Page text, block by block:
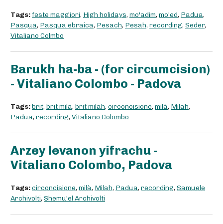
Tags: feste maggiori, High holidays, mo'adim, mo'ed, Padua,
Pasqua, Pasqua ebraica, Pesach, Pesah, recording, Seder,
Vitaliano Colmbo
Barukh ha-ba - (for circumcision)
- Vitaliano Colombo - Padova
Tags:brit, brit mila, brit milah, circoncisione, milà, Milah,
Padua, recording, Vitaliano Colombo
Arzey levanon yifrachu -
Vitaliano Colombo, Padova
Tags:circoncisione, milà, Milah, Padua, recording, Samuele
Archivolti, Shemu'el Archivolti